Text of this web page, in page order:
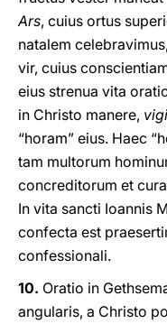
Ars, cuius ortus
natalem
vir, cuius
eius strenua vita
in Christo manere,
“horam” eius. Haec
tam multorum
concreditorum et
In vita sancti Ioannis
confecta est
confessionali.
10. Oratio in
angularis, a Christo